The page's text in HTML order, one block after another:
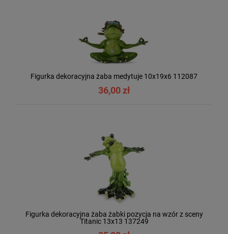
Figurka dekoracyjna żaba medytuje 10x19x6 112087
36,00 zł
Figurka dekoracyjna żaba żabki pozycja na wzór z sceny
Titanic 13x13 137249